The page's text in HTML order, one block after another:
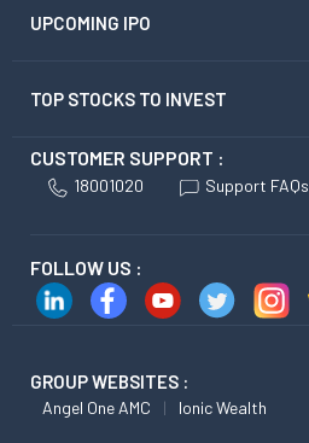
UPCOMING IPO
TOP STOCKS TO INVEST
CUSTOMER SUPPORT :
18001020 Support FAQs
FOLLOW US :
GROUP WEBSITES :
Angel One AMC Ionic Wealth